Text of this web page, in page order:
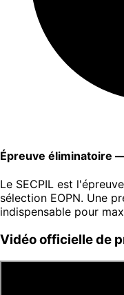
Épreuve éliminatoire
Le SECPIL est
sélection EOPN. Une
indispensable pour
Vidéo officielle de